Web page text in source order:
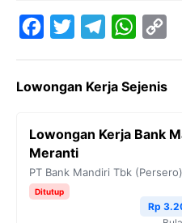
t
e
r
r
A
i
Lowongan Kerja Sejenis
Lowongan Kerja Bank
Meranti
PT Bank Mandiri Tbk (Persero)
Ditutup
Rp